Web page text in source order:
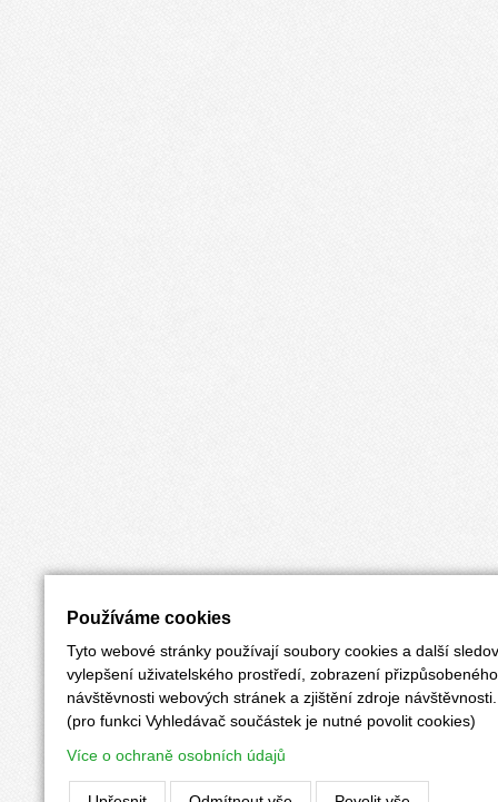
Používáme cookies
Tyto webové stránky používají soubory cookies a další
vylepšení uživatelského prostředí, zobrazení
návštěvnosti webových stránek a zjištění zdroje návštěvnosti.
(pro funkci Vyhledávač součástek je nutné povolit cookies)
Více o ochraně osobních údajů